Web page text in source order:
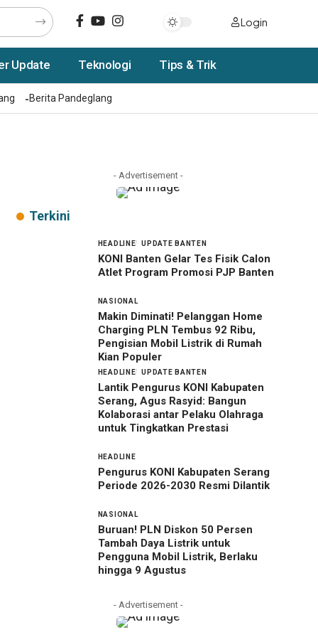
Login
Update Teknologi Tips & Trik
Berita Pandeglang
- Advertisement -
Terkini
HEADLINE UPDATE BANTEN
KONI Banten Gelar Tes Fisik Calon
Atlet Program Promosi PJP Banten
NASIONAL
Makin Diminati! Pelanggan Home
Charging PLN Tembus 92 Ribu,
Pengisian Mobil Listrik di Rumah
Kian Populer
HEADLINE UPDATE BANTEN
Lantik Pengurus KONI Kabupaten
Serang, Agus Rasyid: Bangun
Kolaborasi antar Pelaku Olahraga
untuk Tingkatkan Prestasi
HEADLINE
Pengurus KONI Kabupaten Serang
Periode 2026-2030 Resmi Dilantik
NASIONAL
Buruan! PLN Diskon 50 Persen
Tambah Daya Listrik untuk
Pengguna Mobil Listrik, Berlaku
hingga 9 Agustus
- Advertisement -